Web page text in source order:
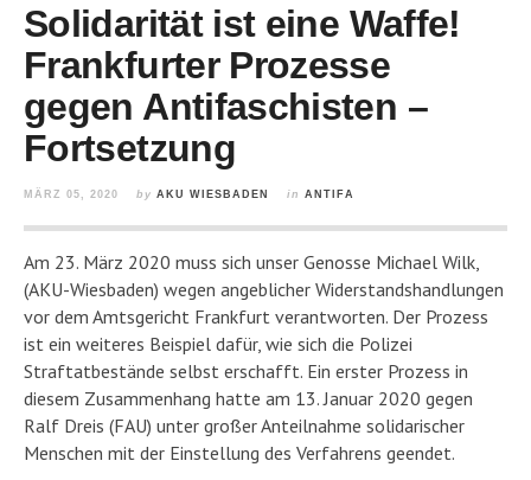
Solidarität ist eine Waffe!
Frankfurter Prozesse
gegen Antifaschisten –
Fortsetzung
MÄRZ 05, 2020 by AKU WIESBADEN in ANTIFA
Am 23. März 2020 muss sich unser Genosse Michael Wilk,
(AKU-Wiesbaden) wegen angeblicher Widerstandshandlungen
vor dem Amtsgericht Frankfurt verantworten. Der Prozess
ist ein weiteres Beispiel dafür, wie sich die Polizei
Straftatbestände selbst erschafft. Ein erster Prozess in
diesem Zusammenhang hatte am 13. Januar 2020 gegen
Ralf Dreis (FAU) unter großer Anteilnahme solidarischer
Menschen mit der Einstellung des Verfahrens geendet.